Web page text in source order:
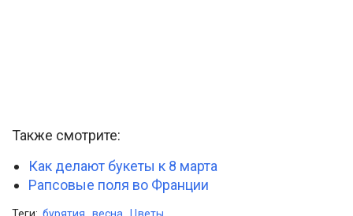
Также смотрите:
Как делают букеты к 8 марта
Рапсовые поля во Франции